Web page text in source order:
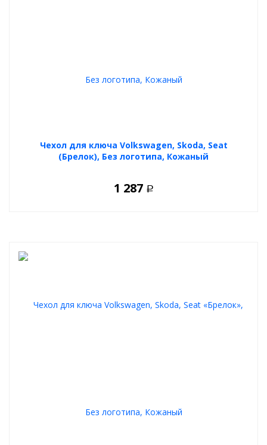
Чехол для ключа Volkswagen, Skoda, Seat
(Брелок), Без логотипа, Кожаный
1 287 Р